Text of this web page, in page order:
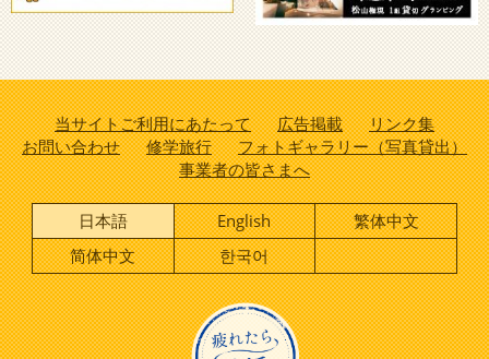
当サイトご利用にあたって 広告掲載
リンク集
お問い合わせ
修学旅行
フォトギャラリー（写真貸出）
事業者の皆さまへ
日本語 English
繁体中文
简体中文
한국어